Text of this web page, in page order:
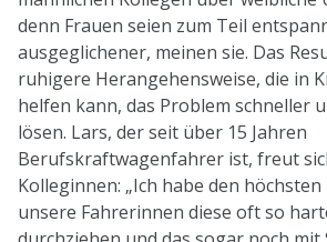
denn Frauen seien zum Teil
ausgeglichener, meinen sie. Das
ruhigere Herangehensweise, die in
helfen kann, das Problem schneller
lösen. Lars, der seit über 15 Jahren
Berufskraftwagenfahrer ist, freut
Kolleginnen: „Ich habe den höchsten
unsere Fahrerinnen diese oft so